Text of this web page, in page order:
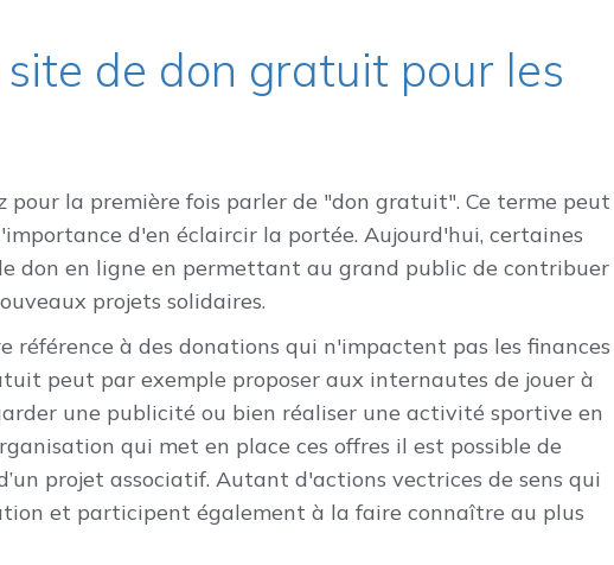
de don gratuit pour les
pour la première fois parler de "don gratuit". Ce terme peut
d'en éclaircir la portée. Aujourd'hui, certaines
don en ligne en permettant au grand public de contribuer
projets solidaires.
référence à des donations qui n'impactent pas les finances
peut par exemple proposer aux internautes de jouer à
une publicité ou bien réaliser une activité sportive en
qui met en place ces offres il est possible de
projet associatif. Autant d'actions vectrices de sens qui
et participent également à la faire connaître au plus